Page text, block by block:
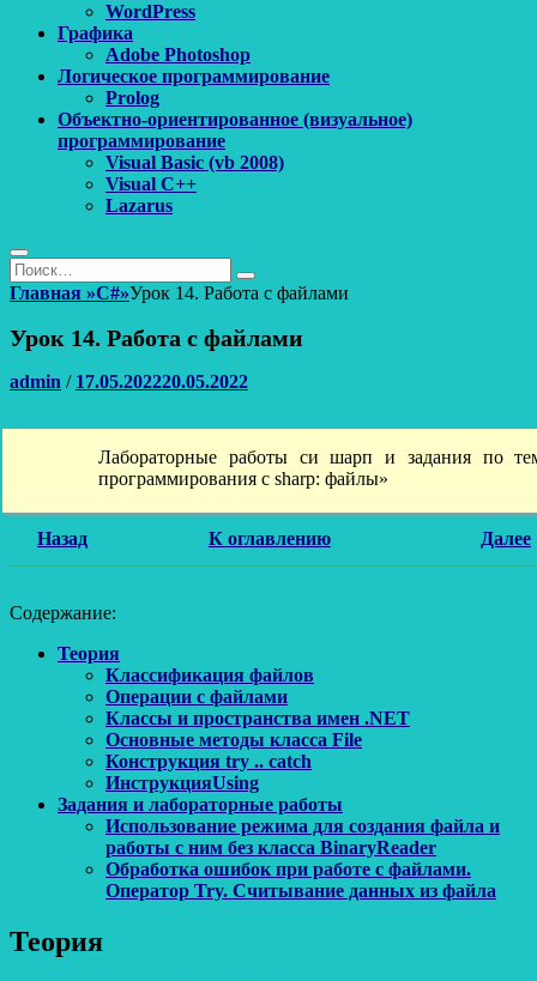
WordPress
Графика
Adobe Photoshop
Логическое программирование
Prolog
Объектно-ориентированное (визуальное)
программирование
Visual Basic (vb 2008)
Visual C++
Lazarus
Поиск
Найти:
Поиск
Главная »C#»Урок 14. Работа с файлами
Урок 14. Работа с файлами
Автор
admin / Опубликовано
17.05.202220.05.2022
Лабораторные работы си шарп и задания по
программирования c sharp: файлы»
Назад К оглавлению Далее
Содержание:
Теория
Классификация файлов
Операции с файлами
Классы и пространства имен .NET
Основные методы класса File
Конструкция try .. catch
ИнструкцияUsing
Задания и лабораторные работы
Использование режима для создания файла и
работы с ним без класса BinaryReader
Обработка ошибок при работе с файлами.
Оператор Try. Считывание данных из файла
Теория